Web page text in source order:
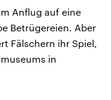
Anflug auf eine
Betrügereien. Aber
Fälschern ihr Spiel,
in